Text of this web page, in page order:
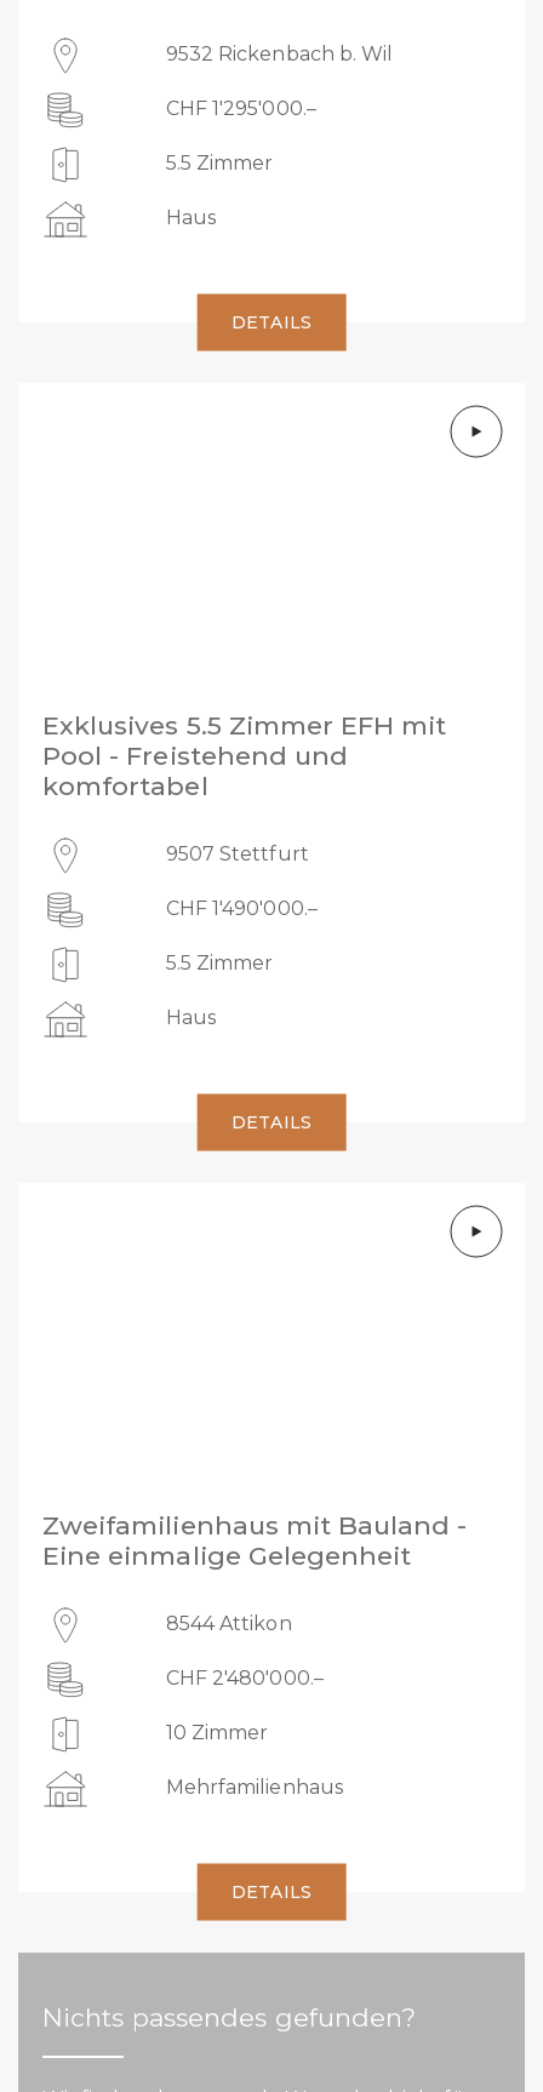
9532 Rickenbach b. Wil
CHF 1'295'000.–
5.5 Zimmer
Haus
DETAILS
Exklusives 5.5 Zimmer EFH mit
Pool - Freistehend und
komfortabel
9507 Stettfurt
CHF 1'490'000.–
5.5 Zimmer
Haus
DETAILS
Zweifamilienhaus mit Bauland -
Eine einmalige Gelegenheit
8544 Attikon
CHF 2'480'000.–
10 Zimmer
Mehrfamilienhaus
DETAILS
Nichts passendes gefunden?